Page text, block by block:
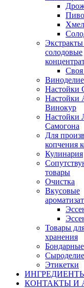
солодовые
Виноделие
Настойки
Настойки
Винокур
Настойки
Самогона
Для
копчения
Кулинария
товары
Очистка
Вкусовые
Товары
хранения
Cыроделие
Этикетки
КОНТАКТЫ И